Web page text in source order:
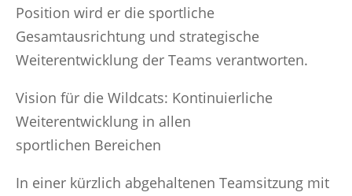
Position wird er die sportliche
Gesamtausrichtung und strategische
Weiterentwicklung der Teams verantworten.
Vision für die Wildcats: Kontinuierliche
Weiterentwicklung in allen
sportlichen Bereichen
In einer kürzlich abgehaltenen Teamsitzung mit